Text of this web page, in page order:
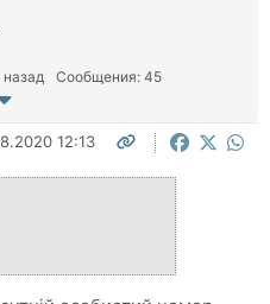
Сообщения: 45
12:13